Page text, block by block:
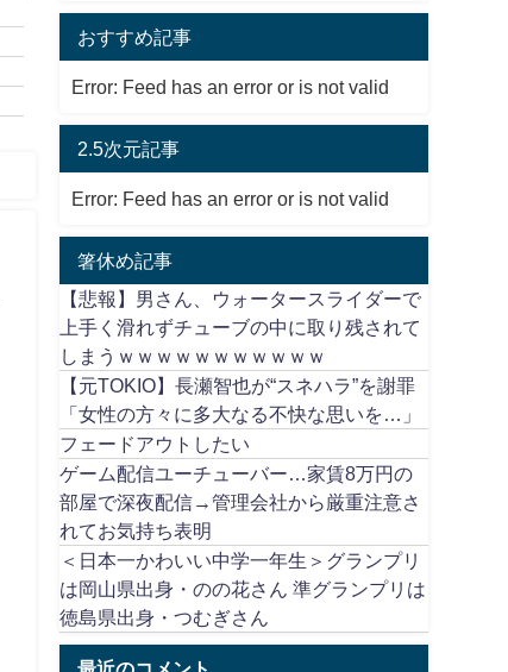
おすすめ記事
Error: Feed has an error or is not valid
2.5次元記事
Error: Feed has an error or is not valid
箸休め記事
【悲報】男さん、ウォータースライダーで
上手く滑れずチューブの中に取り残されて
しまうｗｗｗｗｗｗｗｗｗｗｗ
【元TOKIO】長瀬智也が“スネハラ”を謝罪
「女性の方々に多大なる不快な思いを…」
フェードアウトしたい
ゲーム配信ユーチューバー…家賃8万円の
部屋で深夜配信→管理会社から厳重注意さ
れてお気持ち表明
＜日本一かわいい中学一年生＞グランプリ
は岡山県出身・のの花さん 準グランプリは
徳島県出身・つむぎさん
最近のコメント